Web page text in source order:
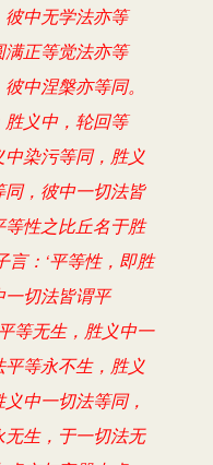
中无学法亦等
正等觉法亦等
中涅槃亦等同。
义中，轮回等
染污等同，胜义
，彼中一切法皆
性之比丘名于胜
言：‘平等性，即胜
一切法皆谓平
等无生，胜义中一
等永不生，胜义
中一切法等同，
生，于一切法无